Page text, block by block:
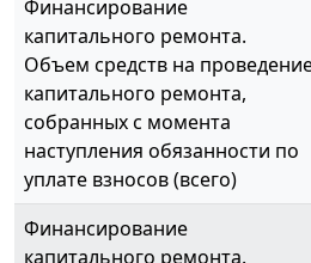
Финансирование
капитального ремонта.
Объем средств на
капитального ремонта,
собранных с момента
наступления обязанности по
уплате взносов (всего)
Финансирование
капитального ремонта.